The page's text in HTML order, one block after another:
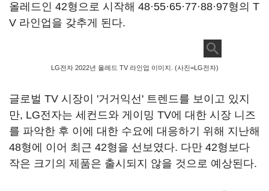
올레드인 42형으로 시작해 48·55·65·77·88·97형의 T
V 라인업을 갖추게 된다.
LG전자 2022년 올레드 TV 라인업 이미지. (사진=LG전자)
글로벌 TV 시장이 '거거익선' 트렌드를 보이고 있지
만, LG전자는 세컨드와 게이밍 TV에 대한 시장 니즈
를 파악한 후 이에 대한 수요에 대응하기 위해 지난해
48형에 이어 최근 42형을 선보였다. 다만 42형보다
작은 크기의 제품은 출시되지 않을 것으로 예상된다.